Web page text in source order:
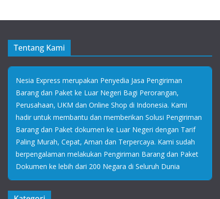
Tentang Kami
Nesia Express merupakan Penyedia Jasa Pengiriman
Barang dan Paket ke Luar Negeri Bagi Perorangan,
Perusahaan, UKM dan Online Shop di Indonesia. Kami
hadir untuk membantu dan memberikan Solusi Pengiriman
Barang dan Paket dokumen ke Luar Negeri dengan Tarif
Paling Murah, Cepat, Aman dan Terpercaya. Kami sudah
berpengalaman melakukan Pengiriman Barang dan Paket
Dokumen ke lebih dari 200 Negara di Seluruh Dunia